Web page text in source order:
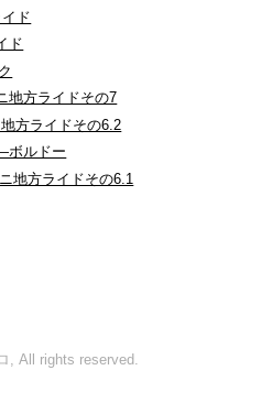
ド
ド
地方ライドその7
方ライドその6.2
ボルドー
地方ライドその6.1
, All rights reserved.